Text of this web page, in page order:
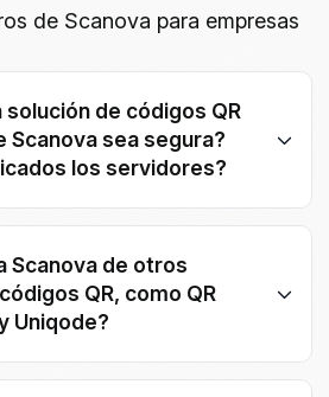
de Scanova para empresas
solución de códigos QR
Scanova sea segura?
los servidores?
los estándares ISO/IEC
para cumplir con los
Todos los datos están
cifrado de extremo a extremo.
están ubicados en Oregon,
Scanova de otros
QR, como QR
Uniqode?
por su personalización